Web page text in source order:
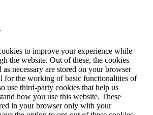
to improve your experience while
the website. Out of these, the cookies
as necessary are stored on your browser
for the working of basic functionalities of
use third-party cookies that help us
how you use this website. These
in your browser only with your